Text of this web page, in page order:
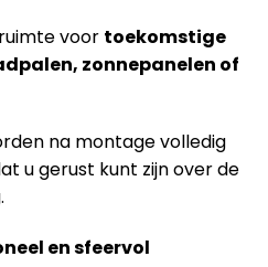
voor toekomstige
zonnepanelen of
na montage volledig
u gerust kunt zijn over de
en sfeervol